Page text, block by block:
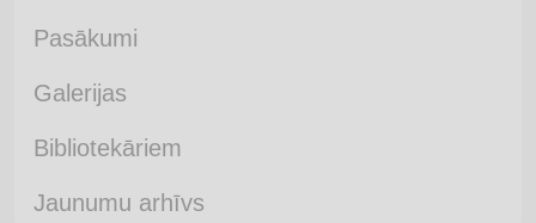
Pasākumi
Galerijas
Bibliotekāriem
Jaunumu arhīvs